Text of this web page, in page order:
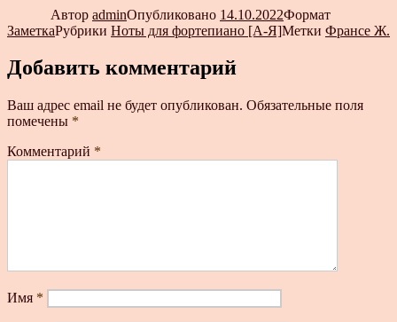
Автор adminОпубликовано 14.10.2022Формат
ЗаметкаРубрики Ноты для фортепиано [А-Я]Метки Франсе Ж.
Добавить комментарий
Ваш адрес email не будет опубликован. Обязательные поля
помечены *
Комментарий *
Имя *